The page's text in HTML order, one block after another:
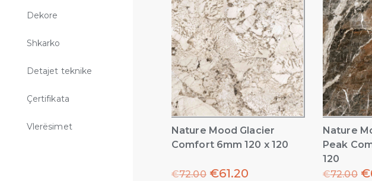
Dekore
Shkarko
Detajet teknike
Çertifikata
Vlerësimet
Nature Mood Glacier
Comfort 6mm 120 x 120
€72.00 €61.20
Nature
Peak
120
€72.00 €